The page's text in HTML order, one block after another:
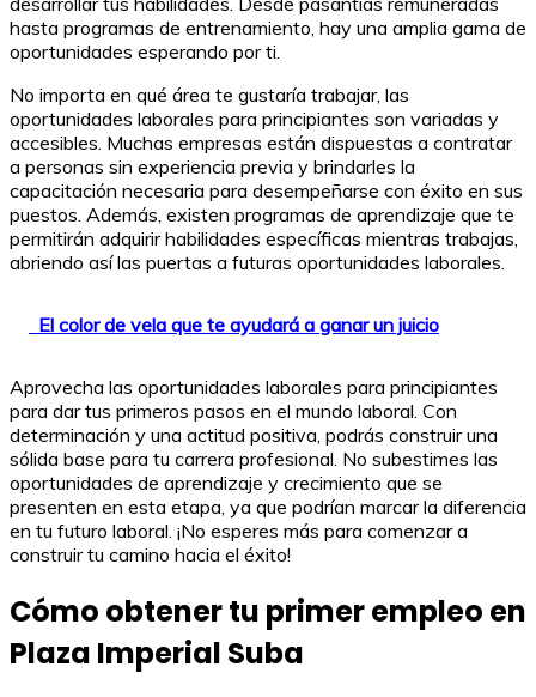
hasta programas de entrenamiento, hay una amplia gama de
oportunidades esperando por ti.
No importa en qué área te gustaría trabajar, las
oportunidades laborales para principiantes son variadas y
accesibles. Muchas empresas están dispuestas a contratar
a personas sin experiencia previa y brindarles la
capacitación necesaria para desempeñarse con éxito en sus
puestos. Además, existen programas de aprendizaje que te
permitirán adquirir habilidades específicas mientras trabajas,
abriendo así las puertas a futuras oportunidades laborales.
El color de vela que te ayudará a ganar un juicio
Aprovecha las oportunidades laborales para principiantes
para dar tus primeros pasos en el mundo laboral. Con
determinación y una actitud positiva, podrás construir una
sólida base para tu carrera profesional. No subestimes las
oportunidades de aprendizaje y crecimiento que se
presenten en esta etapa, ya que podrían marcar la diferencia
en tu futuro laboral. ¡No esperes más para comenzar a
construir tu camino hacia el éxito!
Cómo obtener tu primer empleo en
Plaza Imperial Suba